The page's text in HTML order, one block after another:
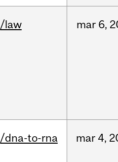
/law mar 6,
/dna-to-rna mar 4,